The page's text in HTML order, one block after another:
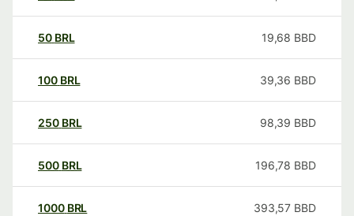
50 BRL 19,68 BBD
100 BRL 39,36 BBD
250 BRL 98,39 BBD
500 BRL 196,78 BBD
1000 BRL 393,57 BBD